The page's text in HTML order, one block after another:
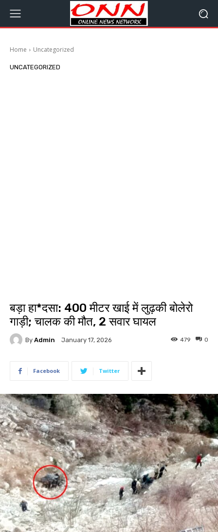
Home Uncategorized
UNCATEGORIZED
बड़ा हा*दसा: 400 मीटर खाई में लुढ़की बोलेरो
गाड़ी; चालक की मौत, 2 सवार घायल
By Admin January 17, 2026 0
479
Facebook Twitter